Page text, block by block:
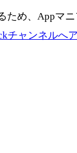
ため、Appマ
チャンネルへ